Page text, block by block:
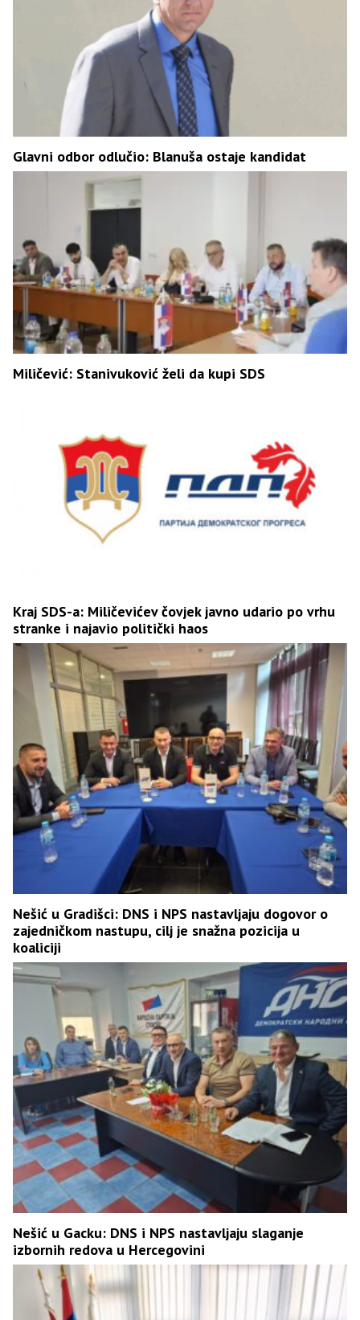
Glavni odbor odlučio: Blanuša ostaje kandidat
Miličević: Stanivuković želi da kupi SDS
Kraj SDS-a: Miličevićev čovjek javno udario po vrhu
stranke i najavio politički haos
Nešić u Gradišci: DNS i NPS nastavljaju dogovor o
zajedničkom nastupu, cilj je snažna pozicija u
koaliciji
Nešić u Gacku: DNS i NPS nastavljaju slaganje
izbornih redova u Hercegovini